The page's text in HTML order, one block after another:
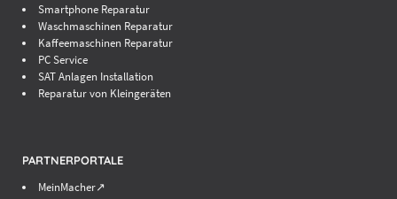
Smartphone Reparatur
Waschmaschinen Reparatur
Kaffeemaschinen Reparatur
PC Service
SAT Anlagen Installation
Reparatur von Kleingeräten
PARTNERPORTALE
MeinMacher↗